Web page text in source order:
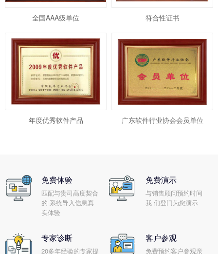
全国AAA级单位 符合性证书
年度优秀软件产品 广东软件行业协会会员单位
免费体验
匹配与贵司高度契合
的 系统导入信息真
实体验
免费演示
与销售顾问预约时间
我 们登门为您演示
专家诊断
20多年经验的专家提
客户参观
免费预约客户参观亲